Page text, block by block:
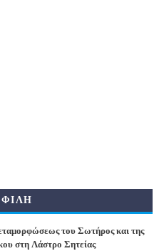
του Σωτήρος και της
στη Λάστρο Σητείας